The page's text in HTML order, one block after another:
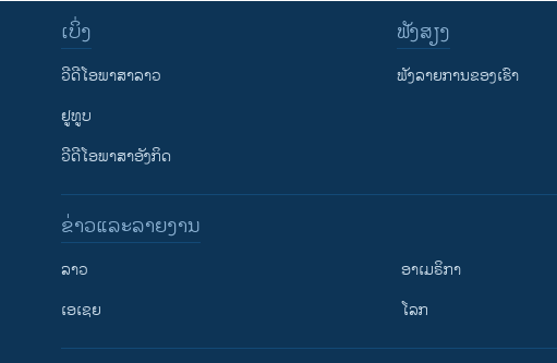
ເບິ່ງ
ວີດີໂອພາສາລາວ
ຢູທູບ
ວີດີໂອພາສາອັງກິດ
ຟັງສຽງ
ຟັງລາຍການຂອງເຮົາ
ຂ່າວແລະລາຍງານ
ລາວ
ເອເຊຍ
ອາເມຣິກາ
ໂລກ